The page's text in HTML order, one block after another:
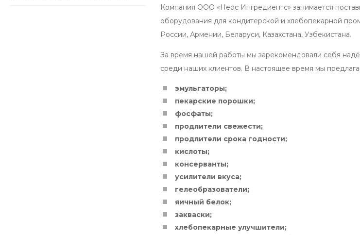
Компания ООО «Неос Ингредиентс» занимается
оборудования для кондитерской и хлебопекарной
России, Армении, Беларуси, Казахстана, Узбекистана.
За время нашей работы мы зарекомендовали себя
среди наших клиентов. В настоящее время мы
эмульгаторы;
пекарские порошки;
фосфаты;
продлители свежести;
продлители срока годности;
кислоты;
консерванты;
усилители вкуса;
гелеобразователи;
яичный белок;
закваски;
хлебопекарные улучшители;